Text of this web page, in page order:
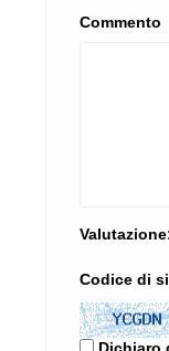
Commento
Codice di